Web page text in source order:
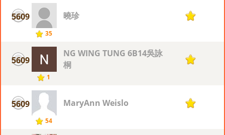
5609
35
曉珍 1
5609
1
NG WING TUNG 6B14吳詠
桐
1
5609
54
MaryAnn Weislo 1